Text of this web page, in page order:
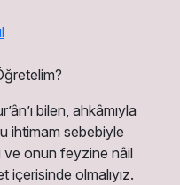
bilen, ahkâmıyla
ihtimam sebebiyle
ve onun feyzine nâil
içerisinde olmalıyız.